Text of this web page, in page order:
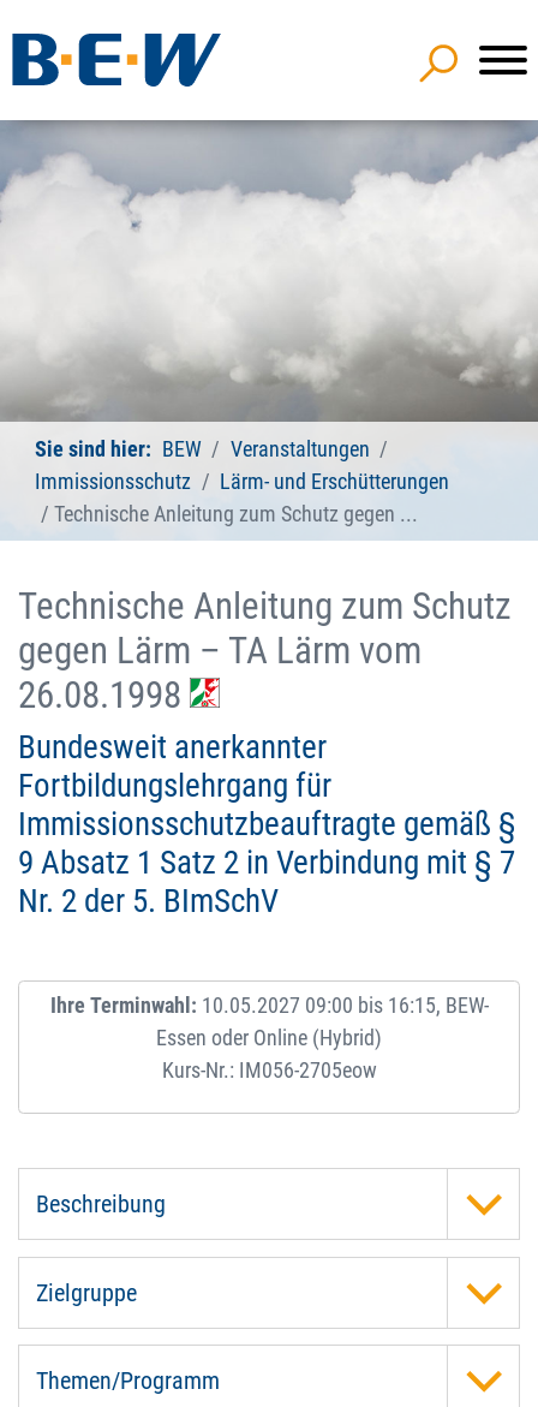
Sie sind hier: BEW
Veranstaltungen
Immissionsschutz
Lärm- und Erschütterungen
Technische Anleitung zum Schutz gegen ...
Technische Anleitung zum Schutz
gegen Lärm – TA Lärm vom
26.08.1998
Bundesweit anerkannter
Fortbildungslehrgang für
Immissionsschutzbeauftragte gemäß §
9 Absatz 1 Satz 2 in Verbindung mit § 7
Nr. 2 der 5. BImSchV
Ihre Terminwahl: 10.05.2027 09:00 bis 16:15, BEW-
Essen oder Online (Hybrid)
Kurs-Nr.: IM056-2705eow
Beschreibung
Zielgruppe
Themen/Programm